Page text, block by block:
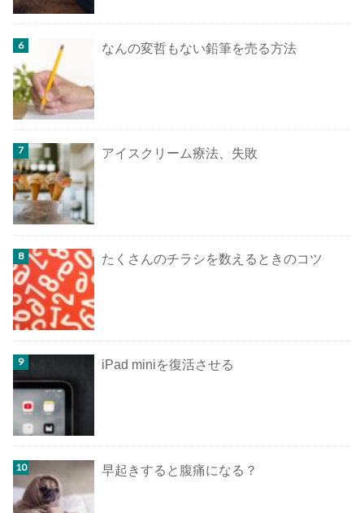
なんの変哲もない鉛筆を売る方法
アイスクリーム療法、失敗
たくさんのチラシを数えるときのコツ
iPad miniを復活させる
早起きすると腹痛になる？